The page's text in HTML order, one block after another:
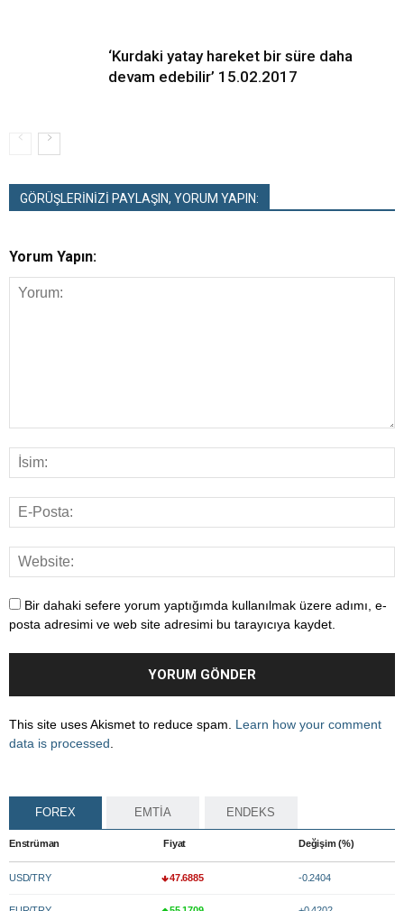
‘Kurdaki yatay hareket bir süre daha
devam edebilir’ 15.02.2017
GÖRÜŞLERİNİZİ PAYLAŞIN, YORUM YAPIN:
Yorum Yapın:
Bir dahaki sefere yorum yaptığımda kullanılmak üzere adımı, e-
posta adresimi ve web site adresimi bu tarayıcıya kaydet.
This site uses Akismet to reduce spam. Learn how your comment
data is processed.
FOREX EMTİA ENDEKS
Enstrüman Fiyat Değişim (%)
USD/TRY 47.6885 -0.2404